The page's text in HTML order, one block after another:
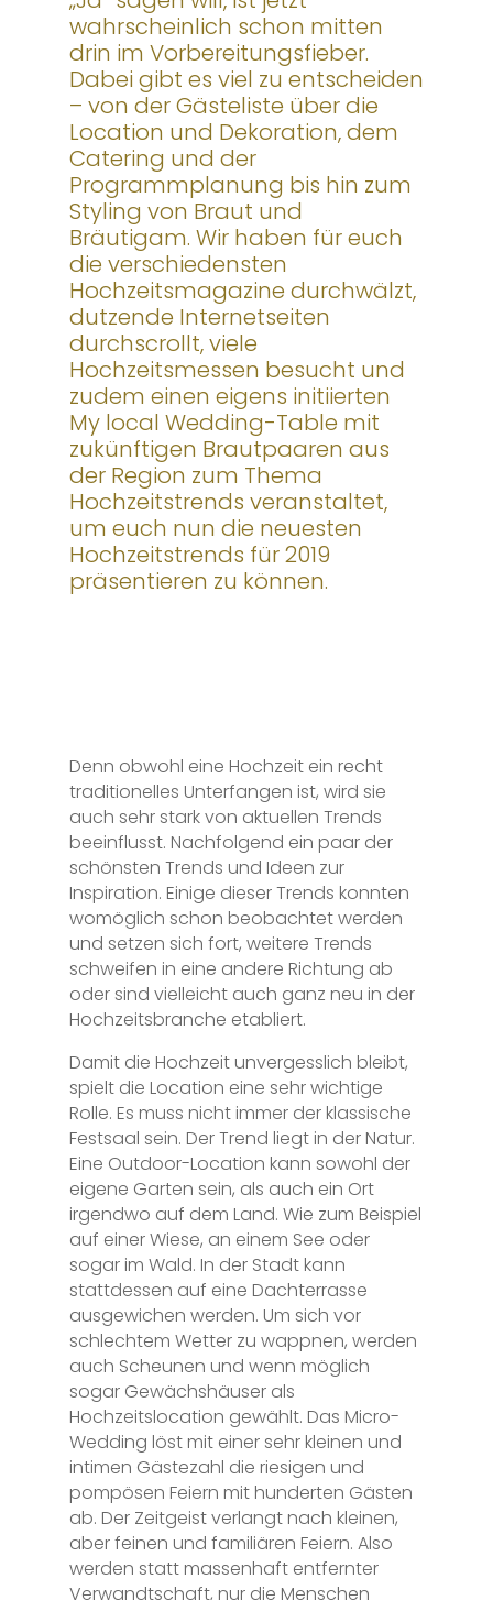
wahrscheinlich schon mitten
drin im Vorbereitungsfieber.
Dabei gibt es viel zu entscheiden
– von der Gästeliste über die
Location und Dekoration, dem
Catering und der
Programmplanung bis hin zum
Styling von Braut und
Bräutigam. Wir haben für euch
die verschiedensten
Hochzeitsmagazine durchwälzt,
dutzende Internetseiten
durchscrollt, viele
Hochzeitsmessen besucht und
zudem einen eigens initiierten
My local Wedding-Table mit
zukünftigen Brautpaaren aus
der Region zum Thema
Hochzeitstrends veranstaltet,
um euch nun die neuesten
Hochzeitstrends für 2019
präsentieren zu können.
Denn obwohl eine Hochzeit ein recht
traditionelles Unterfangen ist, wird sie
auch sehr stark von aktuellen Trends
beeinflusst. Nachfolgend ein paar der
schönsten Trends und Ideen zur
Inspiration. Einige dieser Trends konnten
womöglich schon beobachtet werden
und setzen sich fort, weitere Trends
schweifen in eine andere Richtung ab
oder sind vielleicht auch ganz neu in der
Hochzeitsbranche etabliert.
Damit die Hochzeit unvergesslich bleibt,
spielt die Location eine sehr wichtige
Rolle. Es muss nicht immer der klassische
Festsaal sein. Der Trend liegt in der Natur.
Eine Outdoor-Location kann sowohl der
eigene Garten sein, als auch ein Ort
irgendwo auf dem Land. Wie zum Beispiel
auf einer Wiese, an einem See oder
sogar im Wald. In der Stadt kann
stattdessen auf eine Dachterrasse
ausgewichen werden. Um sich vor
schlechtem Wetter zu wappnen, werden
auch Scheunen und wenn möglich
sogar Gewächshäuser als
Hochzeitslocation gewählt. Das Micro-
Wedding löst mit einer sehr kleinen und
intimen Gästezahl die riesigen und
pompösen Feiern mit hunderten Gästen
ab. Der Zeitgeist verlangt nach kleinen,
aber feinen und familiären Feiern. Also
werden statt massenhaft entfernter
Verwandtschaft, nur die Menschen